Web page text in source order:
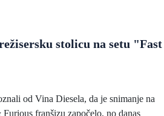
stolicu na setu "Fast
od Vina Diesela, da je snimanje na
franšizu započelo, no danas